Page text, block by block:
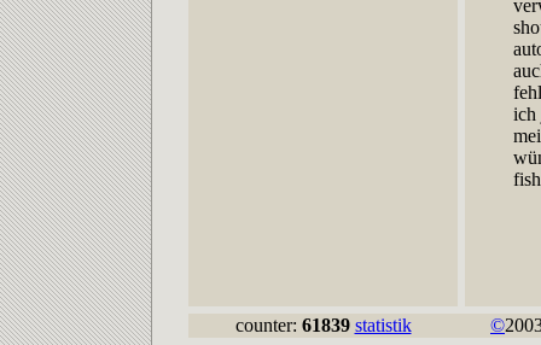
ich
fish
counter: 61839 statistik ©